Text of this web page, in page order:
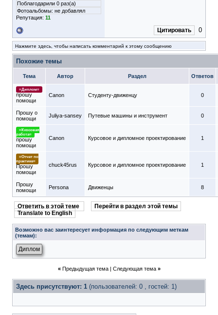
Поблагодарили 0 раз(а)
Фотоальбомы: не добавлял
Репутация: 11
Цитировать 0
Нажмите здесь, чтобы написать комментарий к этому сообщению
Похожие темы
Тема Автор Раздел Ответов
=Диплом=
прошу
помощи
Canon Студенту-движeнцу 0
Прошу о
помощи
Juliya-sansey Путевые машины и инструмент 0
=Курсовая
работа=
прошу
помощи
Canon Курсовое и дипломное проектирование 1
=Отчет по
практике=
Прошу
помощи
chuck45rus Курсовое и дипломное проектирование 1
Прошу
помощи
Persona Движенцы 8
Ответить в этой теме
Перейти в раздел этой темы
Translate to English
Возможно вас заинтересует информация по следующим меткам
(темам):
Диплом
« Предыдущая тема| Следующая тема »
Здесь присутствуют: 1 (пользователей: 0 , гостей: 1)